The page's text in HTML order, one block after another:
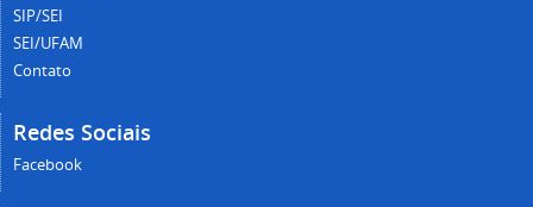
SIP/SEI
SEI/UFAM
Contato
Redes Sociais
Facebook